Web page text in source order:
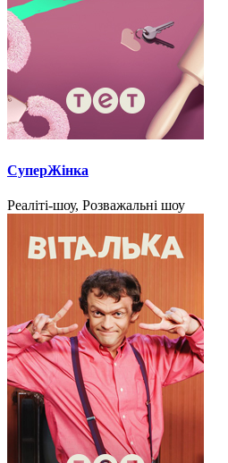
СуперЖінка
Реаліті-шоу, Розважальні шоу